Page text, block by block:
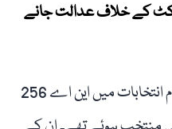
ایکٹ کے خلاف عدالت جانے
اختر مینگل فروری 2024 کے عام انتخابات میں این اے 256